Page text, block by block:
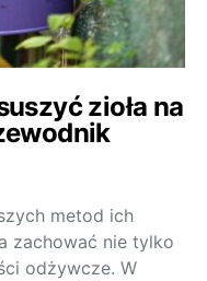
zioła na
metod ich
zachować nie tylko
odżywcze. W